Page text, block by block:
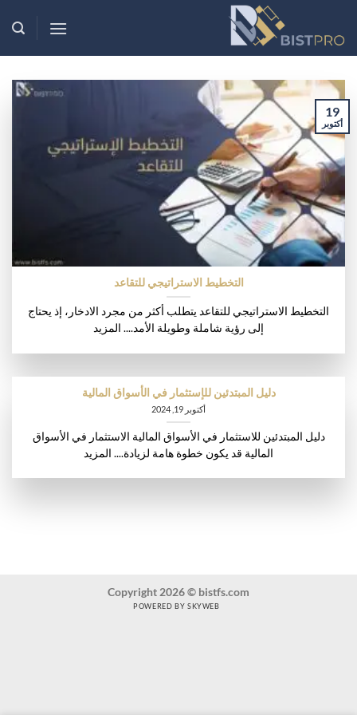
التخطيط الاستراتيجي للتقاعد
التخطيط الاستراتيجي للتقاعد يتطلب أكثر من مجرد الادخار، إذ يحتاج
إلى رؤية شاملة وطويلة الأمد.... المزيد
19
أكتوبر
دليل المبتدئين للإستثمار في الأسواق المالية
أكتوبر 19, 2024
دليل المبتدئين للاستثمار في الأسواق المالية الاستثمار في الأسواق
المالية قد يكون خطوة هامة لزيادة.... المزيد
Copyright 2026 © bistfs.com
POWERED BY SKYWEB